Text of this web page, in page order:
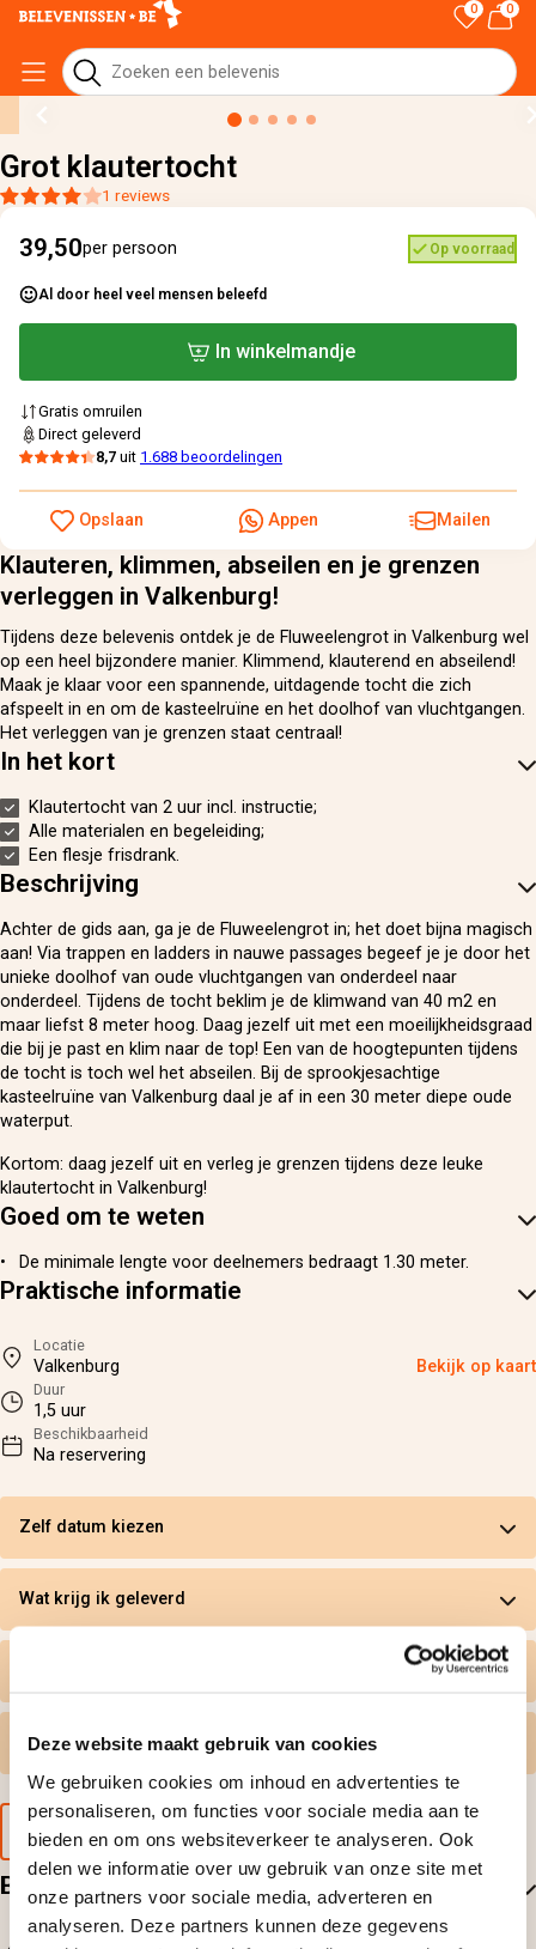
Deze website maakt gebruik van cookies
We gebruiken cookies om inhoud en advertenties te
personaliseren, om functies voor sociale media aan te
bieden en om ons websiteverkeer te analyseren. Ook
delen we informatie over uw gebruik van onze site met
onze partners voor sociale media, adverteren en
analyseren. Deze partners kunnen deze gegevens
0 0
› Grot klautertocht
Grot klautertocht
1 reviews
Klauteren, klimmen, abseilen en je grenzen
verleggen in Valkenburg!
Tijdens deze belevenis ontdek je de Fluweelengrot in Valkenburg wel
op een heel bijzondere manier. Klimmend, klauterend en abseilend!
Maak je klaar voor een spannende, uitdagende tocht die zich
afspeelt in en om de kasteelruïne en het doolhof van vluchtgangen.
Het verleggen van je grenzen staat centraal!
In het kort
Klautertocht van 2 uur incl. instructie;
Alle materialen en begeleiding;
Een flesje frisdrank.
Beschrijving
Achter de gids aan, ga je de Fluweelengrot in; het doet bijna magisch
aan! Via trappen en ladders in nauwe passages begeef je je door het
unieke doolhof van oude vluchtgangen van onderdeel naar
onderdeel. Tijdens de tocht beklim je de klimwand van 40 m2 en
maar liefst 8 meter hoog. Daag jezelf uit met een moeilijkheidsgraad
die bij je past en klim naar de top! Een van de hoogtepunten tijdens
de tocht is toch wel het abseilen. Bij de sprookjesachtige
kasteelruïne van Valkenburg daal je af in een 30 meter diepe oude
waterput.
Kortom: daag jezelf uit en verleg je grenzen tijdens deze leuke
klautertocht in Valkenburg!
Goed om te weten
De minimale lengte voor deelnemers bedraagt 1.30 meter.
Praktische informatie
Locatie
Valkenburg Bekijk op kaart
Duur
1,5 uur
Beschikbaarheid
Na reservering
Zelf datum kiezen
Wat krijg ik geleverd
Gratis omruilen
Voorbeeld van de cadeaubon
Beoordelingen
39,50per persoon Op voorraad
Al door heel veel mensen beleefd
In winkelmandje
Gratis omruilen
Direct geleverd
8,7 uit 1.688 beoordelingen
Opslaan Appen Mailen